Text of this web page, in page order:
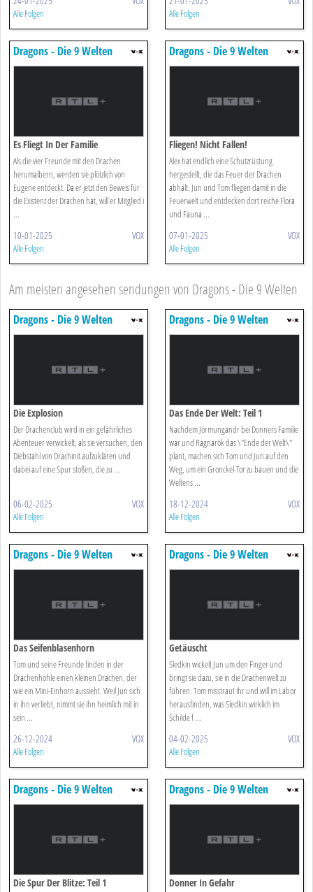
Alle Folgen Alle Folgen
Dragons - Die 9 Welten
Es Fliegt In Der Familie
Als die vier Freunde mit den Drachen
herumalbern, werden sie plötzlich von
Eugene entdeckt. Da er jetzt den Beweis für
die Existenz der Drachen hat, will er Mitglied i
...
10-01-2025 VOX
Alle Folgen
Dragons - Die 9 Welten
Fliegen! Nicht Fallen!
Alex hat endlich eine Schutzrüstung
hergestellt, die das Feuer der Drachen
abhält. Jun und Tom fliegen damit in die
Feuerwelt und entdecken dort reiche Flora
und Fauna ...
07-01-2025 VOX
Alle Folgen
Am meisten angesehen sendungen von Dragons - Die 9 Welten
Dragons - Die 9 Welten
Die Explosion
Der Drachenclub wird in ein gefährliches
Abenteuer verwickelt, als sie versuchen, den
Diebstahl von Drachinit aufzuklären und
dabei auf eine Spur stoßen, die zu ...
06-02-2025 VOX
Alle Folgen
Dragons - Die 9 Welten
Das Ende Der Welt: Teil 1
Nachdem Jörmungandr bei Donners Familie
war und Ragnarök das \"Ende der Welt\"
plant, machen sich Tom und Jun auf den
Weg, um ein Gronckel-Tor zu bauen und die
Weltens ...
18-12-2024 VOX
Alle Folgen
Dragons - Die 9 Welten
Das Seifenblasenhorn
Tom und seine Freunde finden in der
Drachenhöhle einen kleinen Drachen, der
wie ein Mini-Einhorn aussieht. Weil Jun sich
in ihn verliebt, nimmt sie ihn heimlich mit in
sein ...
26-12-2024 VOX
Alle Folgen
Dragons - Die 9 Welten
Getäuscht
Sledkin wickelt Jun um den Finger und
bringt sie dazu, sie in die Drachenwelt zu
führen. Tom misstraut ihr und will im Labor
herausfinden, was Sledkin wirklich im
Schilde f ...
04-02-2025 VOX
Alle Folgen
Dragons - Die 9 Welten
Die Spur Der Blitze: Teil 1
Dragons - Die 9 Welten
Donner In Gefahr